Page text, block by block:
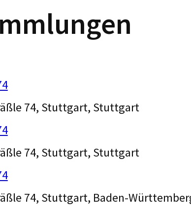
74, Stuttgart, Stuttgart
74, Stuttgart, Stuttgart
74, Stuttgart, Baden-